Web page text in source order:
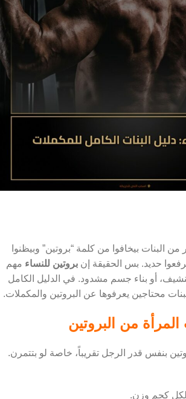
من البنات بيخافوا من كلمة “بروتين” وبيظنوا
حديد. بس الحقيقة إن بروتين للنساء مهم
أو بناء جسم مشدود. في الدليل الكامل
محتاجين يعرفوها عن البروتين والمكملات.
من البروتين
بنفس قدر الرجل تقريباً، خاصة لو بتتمرن.